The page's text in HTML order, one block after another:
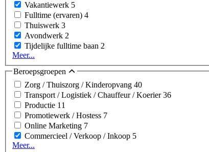
Vakantiewerk 5
Fulltime (ervaren) 4
Thuiswerk 3
Avondwerk 2
Tijdelijke fulltime baan 2
Meer...
Beroepsgroepen
Zorg / Thuiszorg / Kinderopvang 40
Transport / Logistiek / Chauffeur / Koerier36
Productie 11
Promotiewerk / Hostess 7
Online Marketing 7
Commercieel / Verkoop / Inkoop 5
Meer...